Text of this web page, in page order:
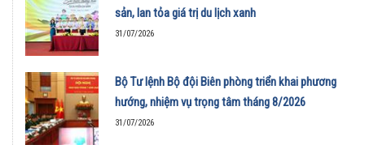
sản, lan tỏa giá trị du lịch xanh
31/07/2026
Bộ Tư lệnh Bộ đội Biên phòng triển khai phương
hướng, nhiệm vụ trọng tâm tháng 8/2026
31/07/2026